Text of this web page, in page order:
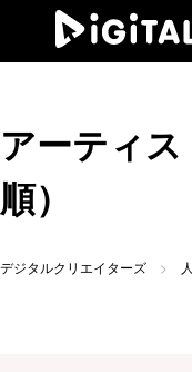
アーティ
順）
デジタルクリエイターズ